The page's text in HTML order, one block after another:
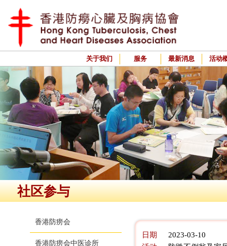
关于我们 服务 最新消息 活动
社区参与
香港防痨会
香港防痨会中医诊所
日期
2023-03-10